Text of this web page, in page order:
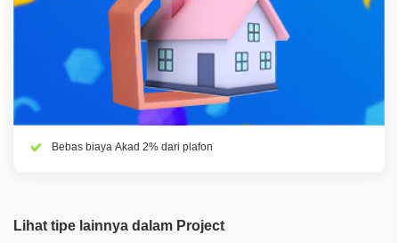
Bebas biaya Akad 2% dari plafon
Lihat tipe lainnya dalam Project